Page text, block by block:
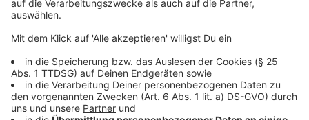
eine bessere Atmosphäre, sondern auch eine stärkere
aus anderen Bereichen in die Finanzierung eines
starken Kaders sowie in wichtige Projekte wie die
Förderung des Jugend- und Frauenfußballs. So
profitieren alle – Fans, Spieler und der gesamte Verein.